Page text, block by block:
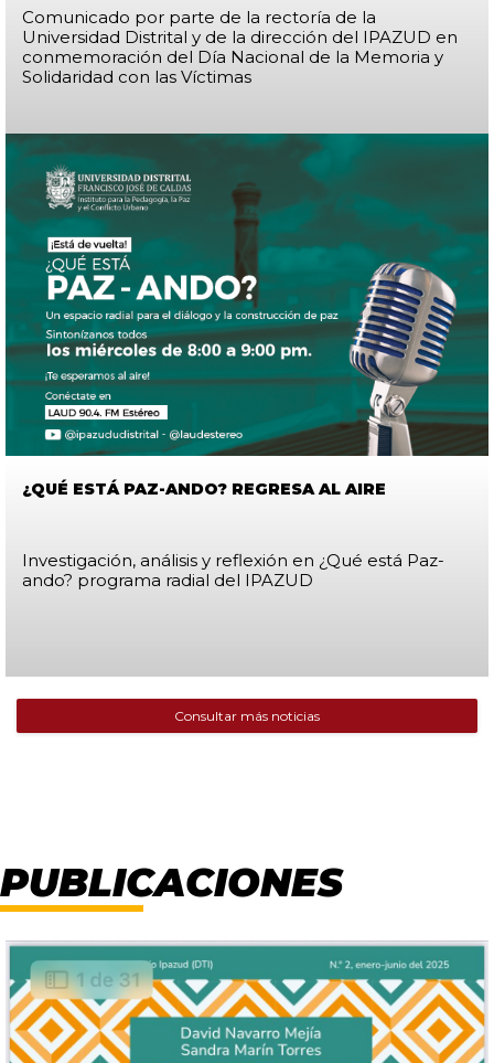
Comunicado por parte de la rectoría de la
Universidad Distrital y de la dirección del IPAZUD en
conmemoración del Día Nacional de la Memoria y
Solidaridad con las Víctimas
¿QUÉ ESTÁ PAZ-ANDO? REGRESA AL AIRE
Investigación, análisis y reflexión en ¿Qué está Paz-
ando? programa radial del IPAZUD
Consultar más noticias
Publicaciones